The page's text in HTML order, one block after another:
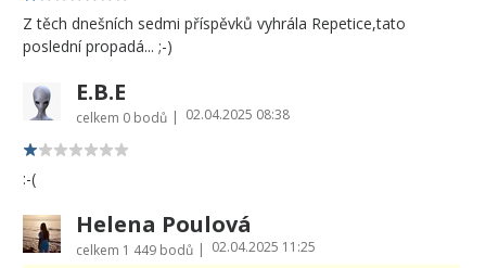
Z těch dnešních sedmi příspěvků vyhrála Repetice,tato
poslední propadá... ;-)
E.B.E
celkem 0 bodů | 02.04.2025 08:38
:-(
Helena Poulová
celkem 1 449 bodů | 02.04.2025 11:25